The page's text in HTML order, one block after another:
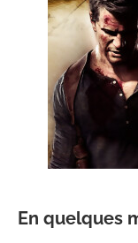
En quelques